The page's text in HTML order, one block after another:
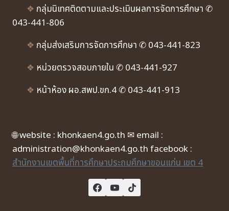
❖ กลุ่มนิเทศติดตามและประเมินผลการจัดการศึกษา ✆
043-441-806
❖ กลุ่มส่งเสริมการจัดการศึกษา ✆ 043-441-823
❖ หน่วยตรวจสอบภายใน ✆ 043-441-927
❖ หน้าห้อง ผอ.สพป.ขก.4 ✆ 043-441-913
🌐 website : khonkaen4.go.th ✉ email :
administration@khonkaen4.go.th facebook :
สำนักงานเขตพื้นที่การศึกษาประถมศึกษาขอนแก่น เขต 4